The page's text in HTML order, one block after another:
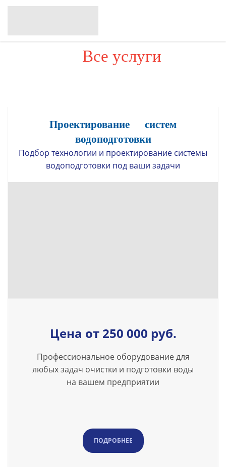
Все услуги
Проектирование систем
водоподготовки
Подбор технологии и проектирование системы
водоподготовки под ваши задачи
Цена от 250 000 руб.
Профессиональное оборудование для
любых задач очистки и подготовки воды
на вашем предприятии
ПОДРОБНЕЕ